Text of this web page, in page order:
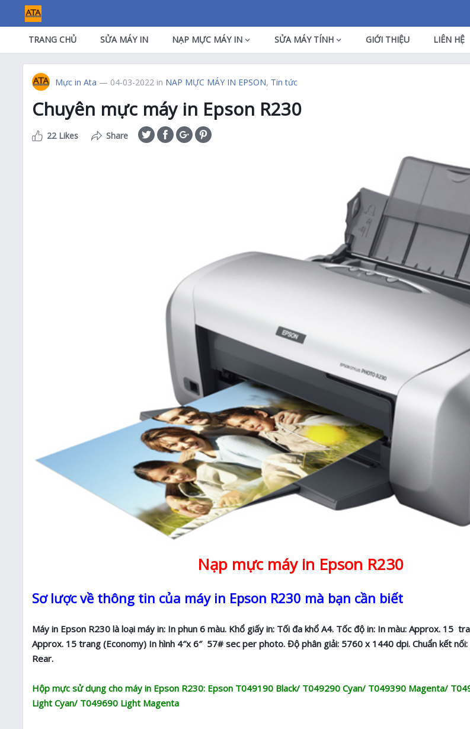
TRANG CHỦ SỬA MÁY IN NẠP MỰC MÁY IN SỬA MÁY TÍNH GIỚI THIỆU LIÊN HỆ
Mực in Ata — 04-03-2022 in NAP MỰC MÁY IN EPSON, Tin tức
Chuyên mực máy in Epson R230
22 Likes Share
Nạp mực máy in Epson R230
Sơ lược về thông tin của máy in Epson R230 mà bạn cần biết
Máy in Epson R230 là loại máy in: In phun 6 màu. Khổ giấy in: Tối đa khổ A4. Tốc độ in: In màu: Approx. 15
Approx. 15 trang (Economy) In hình 4″x 6″ 57# sec per photo. Độ phân giải: 5760 x 1440 dpi. Chuẩn kết
Rear.
Hộp mực sử dụng cho máy in Epson R230: Epson T049190 Black/ T049290 Cyan/ T049390 Magenta/
Light Cyan/ T049690 Light Magenta